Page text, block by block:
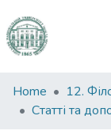
Communities
&
Home
Статті та